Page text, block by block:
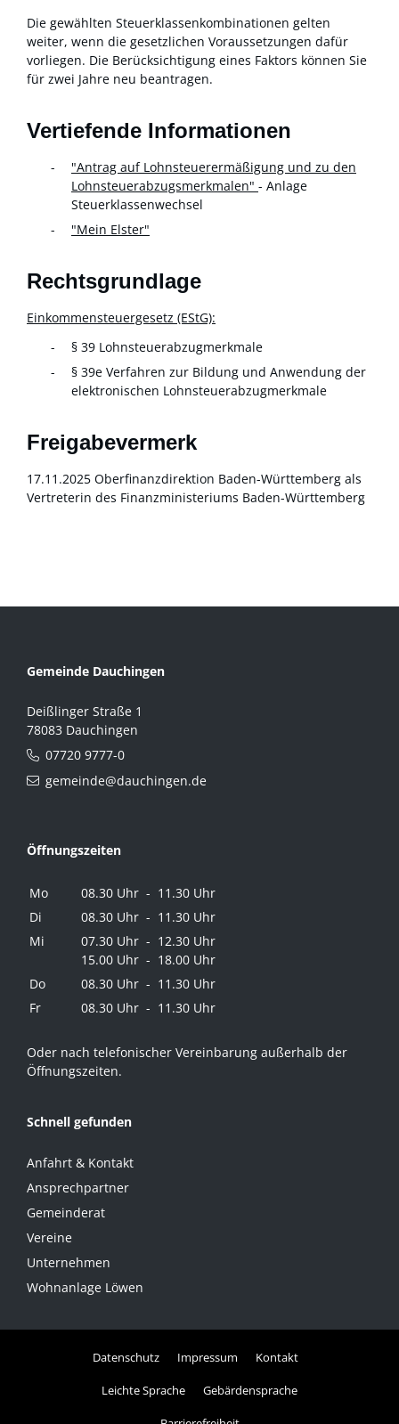
Die gewählten Steuerklassenkombinationen gelten
weiter, wenn die gesetzlichen Voraussetzungen dafür
vorliegen. Die Berücksichtigung eines Faktors können Sie
für zwei Jahre neu beantragen.
Vertiefende Informationen
"Antrag auf Lohnsteuerermäßigung und zu den
Lohnsteuerabzugsmerkmalen" - Anlage
Steuerklassenwechsel
"Mein Elster"
Rechtsgrundlage
Einkommensteuergesetz (EStG):
§ 39 Lohnsteuerabzugmerkmale
§ 39e Verfahren zur Bildung und Anwendung der
elektronischen Lohnsteuerabzugmerkmale
Freigabevermerk
17.11.2025 Oberfinanzdirektion Baden-Württemberg als
Vertreterin des Finanzministeriums Baden-Württemberg
Gemeinde Dauchingen
Deißlinger Straße 1
78083 Dauchingen
07720 9777-0
gemeinde@dauchingen.de
Öffnungszeiten
Mo
08.30 Uhr - 11.30 Uhr
Di
08.30 Uhr - 11.30 Uhr
Mi
07.30 Uhr - 12.30 Uhr
15.00 Uhr - 18.00 Uhr
Do
08.30 Uhr - 11.30 Uhr
Fr
08.30 Uhr - 11.30 Uhr
Oder nach telefonischer Vereinbarung außerhalb der
Öffnungszeiten.
Schnell gefunden
Anfahrt & Kontakt
Ansprechpartner
Gemeinderat
Vereine
Unternehmen
Wohnanlage Löwen
Datenschutz Impressum Kontakt
Leichte Sprache Gebärdensprache